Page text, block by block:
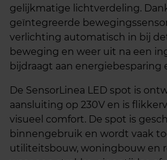
gelijkmatige lichtverdeling.
geïntegreerde
verlichting automatisch in bij
beweging en weer uit na een
bijdraagt aan energiebesparing
De SensorLinea LED spot is
aansluiting op 230V en is
visueel comfort. De spot is
binnengebruik en wordt vaak
utiliteitsbouw, woningbouw en